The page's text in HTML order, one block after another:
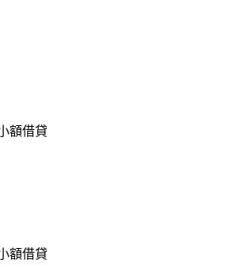
額借貸
額借貸